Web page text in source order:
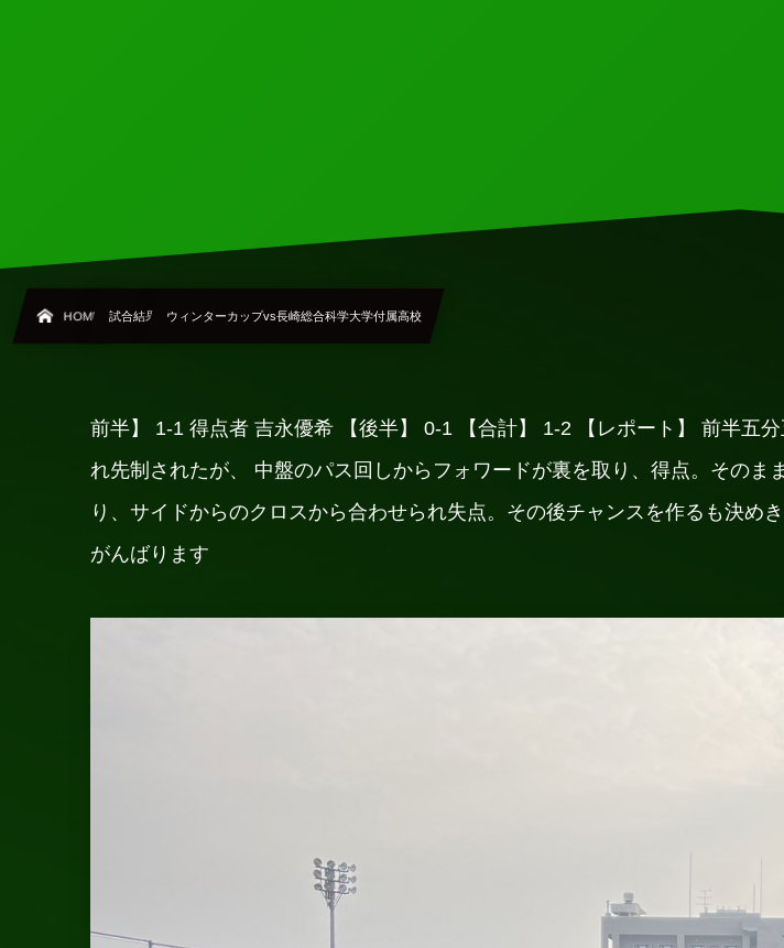
HOME 試合結果 ウィンターカップvs長崎総合科学大学付属高校
前半】 1-1 得点者 吉永優希 【後半】 0-1 【合計】 1-2 【レポート】 前半五
れ先制されたが、 中盤のパス回しからフォワードが裏を取り、得点。その
り、サイドからのクロスから合わせられ失点。その後チャンスを作るも決
がんばります